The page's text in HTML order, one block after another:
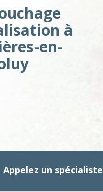
à
en-
Appelez un spécialiste